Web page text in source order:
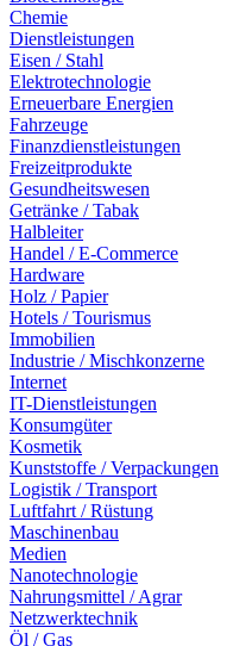
Chemie
Dienstleistungen
Eisen / Stahl
Elektrotechnologie
Erneuerbare Energien
Fahrzeuge
Finanzdienstleistungen
Freizeitprodukte
Gesundheitswesen
Getränke / Tabak
Halbleiter
Handel / E-Commerce
Hardware
Holz / Papier
Hotels / Tourismus
Immobilien
Industrie / Mischkonzerne
Internet
IT-Dienstleistungen
Konsumgüter
Kosmetik
Kunststoffe / Verpackungen
Logistik / Transport
Luftfahrt / Rüstung
Maschinenbau
Medien
Nanotechnologie
Nahrungsmittel / Agrar
Netzwerktechnik
Öl / Gas